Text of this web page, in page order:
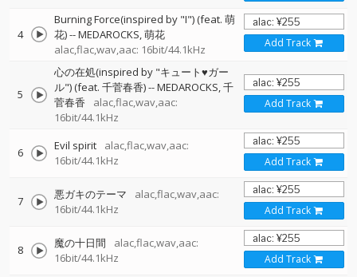
4
Burning Force(inspired by "I") (feat. 萌
花)--MEDAROCKS 萌花
alac,flac,wav,aac: 16bit/44.1kHz
Add Track
5
心の在処(inspired by "キュート♥ガー
ル") (feat. 千菅春香)--MEDAROCKS 千
菅春香
alac,flac,wav,aac:
16bit/44.1kHz
Add Track
6 Evil spirit
alac,flac,wav,aac:
16bit/44.1kHz
Add Track
7 悪ガキのテーマ
alac,flac,wav,aac:
16bit/44.1kHz
Add Track
8 魔の十日間
alac,flac,wav,aac:
16bit/44.1kHz
Add Track